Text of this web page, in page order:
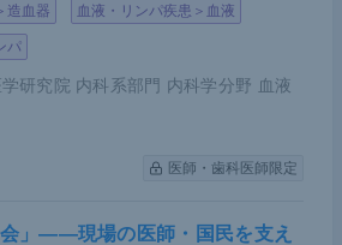
れるであろう。
ロボット手術の技術は着実に進
る。内視鏡的切除は、さらに適
析や化学放射線療法、免疫療法
造血器 血液・リンパ疾患＞血液
パ
学研究院 内科系部門 内科学分野 血液
医師・歯科医師限定
」――現場の医師・国民を支え